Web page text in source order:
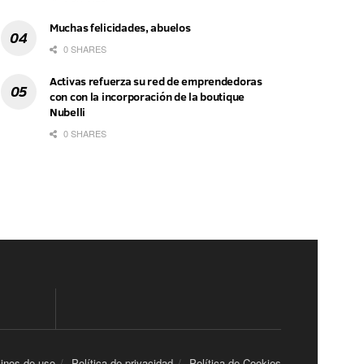
Muchas felicidades, abuelos
0 SHARES
Activas refuerza su red de emprendedoras
con con la incorporación de la boutique
Nubelli
0 SHARES